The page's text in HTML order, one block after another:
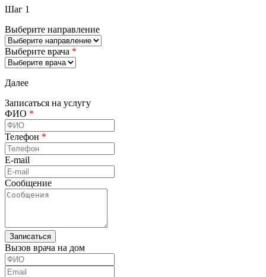
Шаг 1
Выберите направление
Выберите врача *
Далее
Записаться на услугу
ФИО *
Телефон *
E-mail
Сообщение
Вызов врача на дом
ФИО
Email